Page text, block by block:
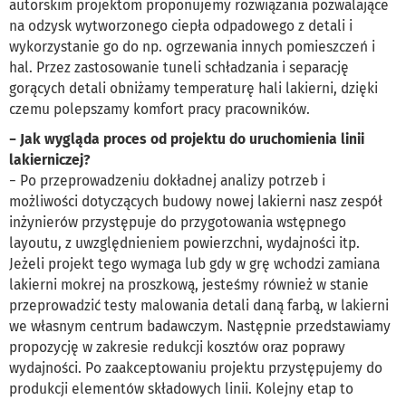
autorskim projektom proponujemy rozwiązania pozwalające
na odzysk wytworzonego ciepła odpadowego z detali i
wykorzystanie go do np. ogrzewania innych pomieszczeń i
hal. Przez zastosowanie tuneli schładzania i separację
gorących detali obniżamy temperaturę hali lakierni, dzięki
czemu polepszamy komfort pracy pracowników.
− Jak wygląda proces od projektu do uruchomienia linii
lakierniczej?
− Po przeprowadzeniu dokładnej analizy potrzeb i
możliwości dotyczących budowy nowej lakierni nasz zespół
inżynierów przystępuje do przygotowania wstępnego
layoutu, z uwzględnieniem powierzchni, wydajności itp.
Jeżeli projekt tego wymaga lub gdy w grę wchodzi zamiana
lakierni mokrej na proszkową, jesteśmy również w stanie
przeprowadzić testy malowania detali daną farbą, w lakierni
we własnym centrum badawczym. Następnie przedstawiamy
propozycję w zakresie redukcji kosztów oraz poprawy
wydajności. Po zaakceptowaniu projektu przystępujemy do
produkcji elementów składowych linii. Kolejny etap to